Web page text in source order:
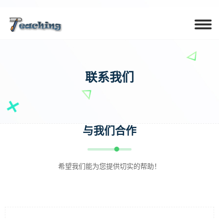
联系我们
与我们合作
希望我们能为您提供切实的帮助！